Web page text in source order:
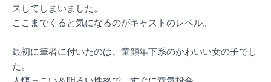
スしてしまいました。
ここまでくると気になるのがキャストのレベル。
最初に筆者に付いたのは、童顔年下系のかわいい女の子でし
た。